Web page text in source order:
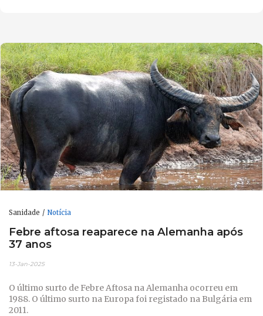
Sanidade Notícia
Febre aftosa reaparece na Alemanha após
37 anos
13-Jan-2025
O último surto de Febre Aftosa na Alemanha ocorreu em
1988. O último surto na Europa foi registado na Bulgária em
2011.